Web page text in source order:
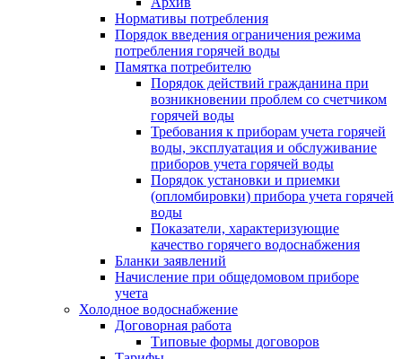
Нормативы потребления
Порядок введения ограничения режима
потребления горячей воды
Памятка потребителю
Порядок действий гражданина при
возникновении проблем со счетчиком
горячей воды
Требования к приборам учета горячей
воды, эксплуатация и обслуживание
приборов учета горячей воды
Порядок установки и приемки
(опломбировки) прибора учета горячей
воды
Показатели, характеризующие
качество горячего водоснабжения
Бланки заявлений
Начисление при общедомовом приборе
учета
Холодное водоснабжение
Договорная работа
Типовые формы договоров